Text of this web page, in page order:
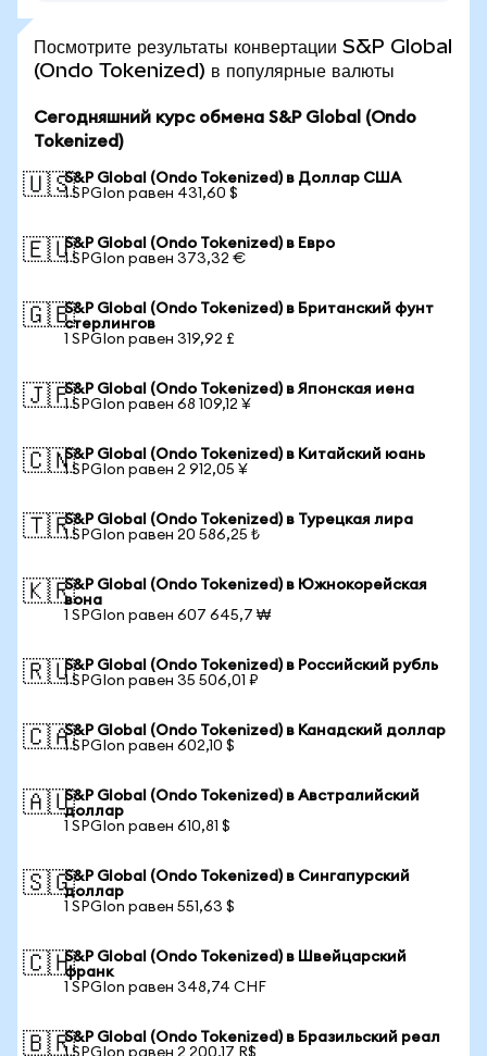
Посмотрите результаты конвертации S&P Global
(Ondo Tokenized) в популярные валюты
Сегодняшний курс обмена S&P Global (Ondo
Tokenized)
🇺🇸S&P Global (Ondo Tokenized) в Доллар США
1 SPGIon равен 431,60 $
🇪🇺S&P Global (Ondo Tokenized) в Евро
1 SPGIon равен 373,32 €
🇬🇧S&P Global (Ondo Tokenized) в Британский фунт
стерлингов
1 SPGIon равен 319,92 £
🇯🇵S&P Global (Ondo Tokenized) в Японская иена
1 SPGIon равен 68 109,12 ¥
🇨🇳S&P Global (Ondo Tokenized) в Китайский юань
1 SPGIon равен 2 912,05 ¥
🇹🇷S&P Global (Ondo Tokenized) в Турецкая лира
1 SPGIon равен 20 586,25 ₺
🇰🇷S&P Global (Ondo Tokenized) в Южнокорейская
вона
1 SPGIon равен 607 645,7 ₩
🇷🇺S&P Global (Ondo Tokenized) в Российский рубль
1 SPGIon равен 35 506,01 ₽
🇨🇦S&P Global (Ondo Tokenized) в Канадский доллар
1 SPGIon равен 602,10 $
🇦🇺S&P Global (Ondo Tokenized) в Австралийский
доллар
1 SPGIon равен 610,81 $
🇸🇬S&P Global (Ondo Tokenized) в Сингапурский
доллар
1 SPGIon равен 551,63 $
🇨🇭S&P Global (Ondo Tokenized) в Швейцарский
франк
1 SPGIon равен 348,74 CHF
🇧🇷S&P Global (Ondo Tokenized) в Бразильский реал
1 SPGIon равен 2 200,17 R$